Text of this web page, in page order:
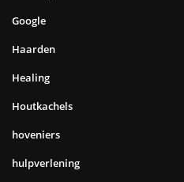
Google
Haarden
Healing
Houtkachels
hoveniers
hulpverlening